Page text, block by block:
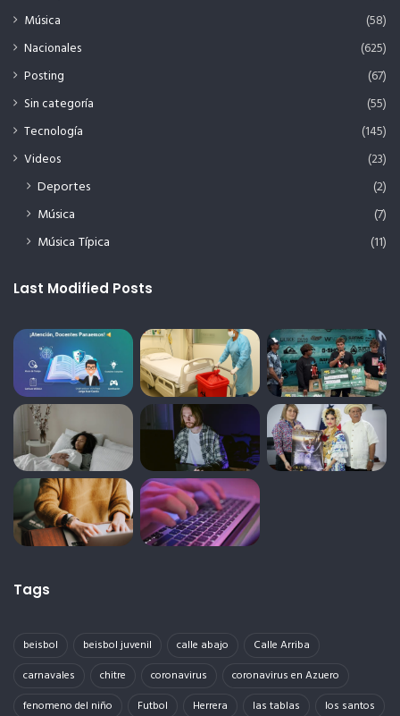
Música
(58)
Nacionales
(625)
Posting
(67)
Sin categoría
(55)
Tecnología
(145)
Videos
(23)
Deportes
(2)
Música
(7)
Música Típica
(11)
Last Modified Posts
Tags
beisbol beisbol juvenil calle abajo
Calle Arriba
carnavales
chitre coronavirus
coronavirus en Azuero
fenomeno del niño
Futbol Herrera las tablas
los santos